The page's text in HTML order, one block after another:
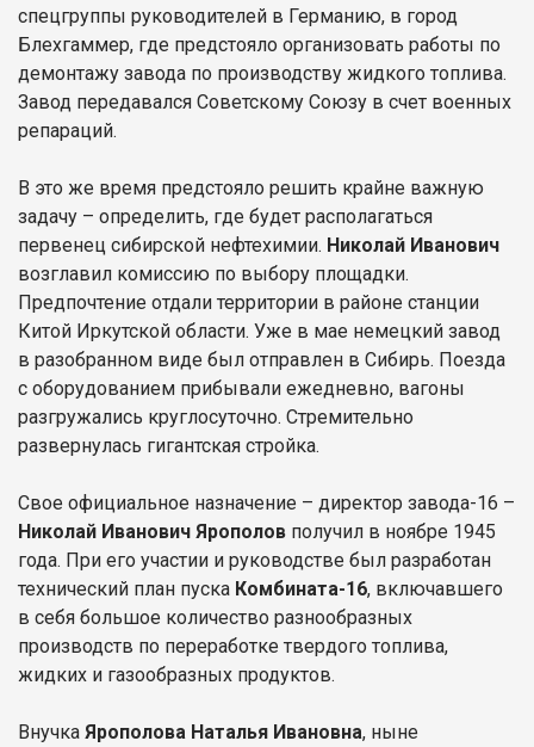
спецгруппы руководителей в Германию, в город
Блехгаммер, где предстояло организовать работы по
демонтажу завода по производству жидкого топлива.
Завод передавался Советскому Союзу в счет военных
репараций.
В это же время предстояло решить крайне важную
задачу – определить, где будет располагаться
первенец сибирской нефтехимии. Николай Иванович
возглавил комиссию по выбору площадки.
Предпочтение отдали территории в районе станции
Китой Иркутской области. Уже в мае немецкий завод
в разобранном виде был отправлен в Сибирь. Поезда
с оборудованием прибывали ежедневно, вагоны
разгружались круглосуточно. Стремительно
развернулась гигантская стройка.
Свое официальное назначение – директор завода-16 –
Николай Иванович Ярополов получил в ноябре 1945
года. При его участии и руководстве был разработан
технический план пуска Комбината-16, включавшего
в себя большое количество разнообразных
производств по переработке твердого топлива,
жидких и газообразных продуктов.
Внучка Ярополова Наталья Ивановна, ныне